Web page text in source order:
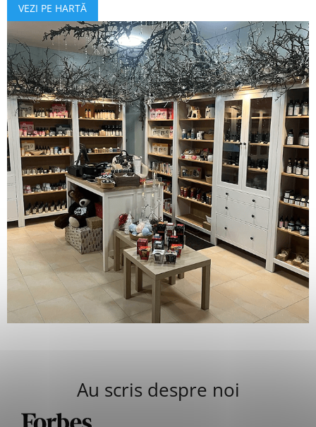
VEZI PE HARTĂ
Au scris despre noi